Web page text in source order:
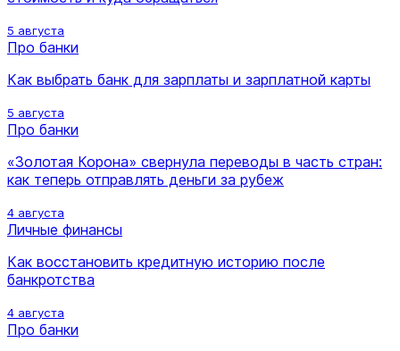
5 августа
Про банки
Как выбрать банк для зарплаты и зарплатной карты
5 августа
Про банки
«Золотая Корона» свернула переводы в часть стран:
как теперь отправлять деньги за рубеж
4 августа
Личные финансы
Как восстановить кредитную историю после
банкротства
4 августа
Про банки